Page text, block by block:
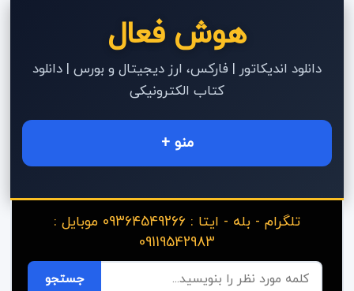
هوش فعال
دانلود اندیکاتور | فارکس، ارز دیجیتال و بورس | دانلود
کتاب الکترونیکی
منو +
تلگرام - بله - ایتا : 09364549266 موبایل :
09119542983